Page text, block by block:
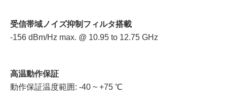
受信帯域ノイズ抑制フィルタ搭載
-156 dBm/Hz max. @ 10.95 to 12.75 GHz
高温動作保証
動作保証温度範囲: -40 ~ +75 ℃